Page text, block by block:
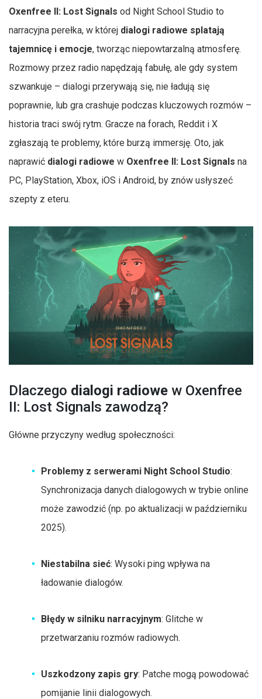
Oxenfree II: Lost Signals od Night School Studio to
narracyjna perełka, w której dialogi radiowe splatają
tajemnicę i emocje, tworząc niepowtarzalną atmosferę.
Rozmowy przez radio napędzają fabułę, ale gdy system
szwankuje – dialogi przerywają się, nie ładują się
poprawnie, lub gra crashuje podczas kluczowych rozmów –
historia traci swój rytm. Gracze na forach, Reddit i X
zgłaszają te problemy, które burzą immersję. Oto, jak
naprawić dialogi radiowe w Oxenfree II: Lost Signals na
PC, PlayStation, Xbox, iOS i Android, by znów usłyszeć
szepty z eteru.
Dlaczego dialogi radiowe w Oxenfree
II: Lost Signals zawodzą?
Główne przyczyny według społeczności:
Problemy z serwerami Night School Studio:
Synchronizacja danych dialogowych w trybie online
może zawodzić (np. po aktualizacji w październiku
2025).
Niestabilna sieć: Wysoki ping wpływa na
ładowanie dialogów.
Błędy w silniku narracyjnym: Glitche w
przetwarzaniu rozmów radiowych.
Uszkodzony zapis gry: Patche mogą powodować
pomijanie linii dialogowych.